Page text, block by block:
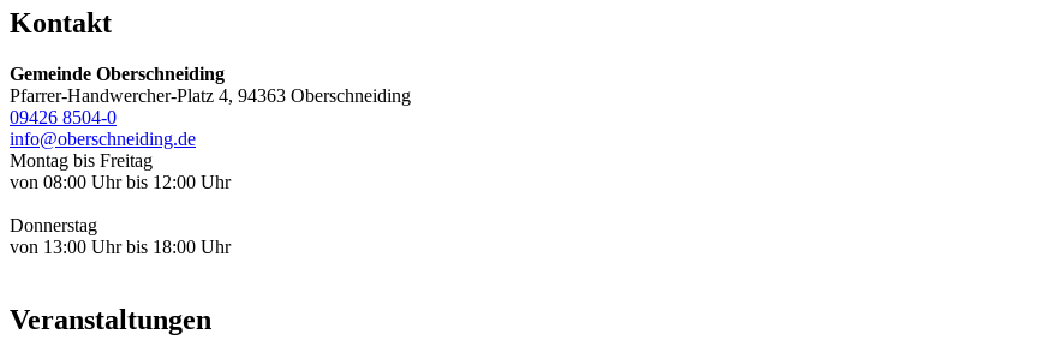
Kontakt
Gemeinde Oberschneiding
Pfarrer-Handwercher-Platz 4, 94363 Oberschneiding
09426 8504-0
info@oberschneiding.de
Montag bis Freitag
von 08:00 Uhr bis 12:00 Uhr
Donnerstag
von 13:00 Uhr bis 18:00 Uhr
Veranstaltungen